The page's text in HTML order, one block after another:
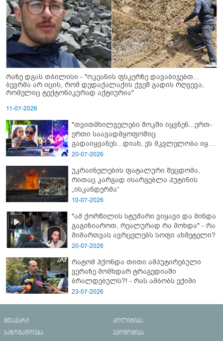
რაზე დგას თბილისი - "ოკეანის ფსკერზე დავაბიჯებთ...
ბევრმა არ იცის, რომ დედაქალაქის ქვეშ გადის რღვევა,
რომელიც ტექტონიკურად აქტიურია"
11-07-2026
"თვითმხილველები შოკში იყვნენ...ერთ-
ერთი საავადმყოფოშიც
გადაიყვანეს...დიახ, ეს მკვლელობა იყო"
- გორში დატრიალებული ტრაგედიის
20-07-2026
უკრაინელების ფატალური შეცდომა,
რითაც კარგად ისარგებლა პუტინის
„ისკანდერმა“
10-07-2026
"ამ ქორწილის სტუმარი ვიყავი და მინდა
გაგიზიაროთ, რეალურად რა მოხდა" - რა
მიმართვას ავრცელებს სოფი ახმეტელი?
20-07-2026
რატომ ჰქონდა თითი ამპუტირებული
ვერაზე მომხდარ ტრაგედიაში
ბრალდებულს?! - რას ამბობს ექიმი
23-07-2026
მთავარი
პოლიტიკა
საზოგადოება
ეკონომიკა